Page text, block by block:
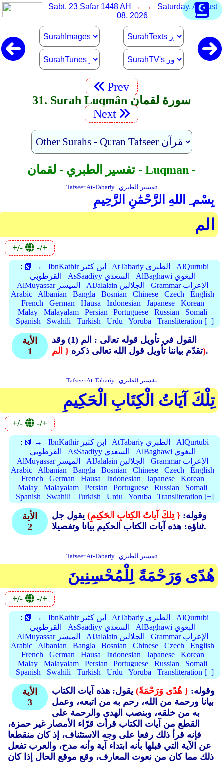
Sabt, 23 Safar 1448 AH → ← Saturday, August
08, 2026
Prev
31. Surah Luqmân سورة لقمان
Next
تفسير الطبري - لقمان - Luqman -
Tafseer At-Tabariy تفسير الطبري
بِسْم ِ اللهِ الرَّحْمَٰنِ الرَّحِيمِ
الم
+/- -/+
: 📗 → IbnKathir ابن كثير AtTabariy الطبري
AlQurtubi
القرطوبي
AsSaadiyy السعدي
AlBaghawi البغوي
AlMuyassar الميسر
AlJalalain الجلالين
Grammar الإعراب
Arabic
Albanian Bangla Bosnian Chinese Czech
English
French
German Hausa Indonesian Japanese
Korean
Malay
Malayalam Persian Portuguese Russian
Somali
Spanish
Swahili Turkish Urdu Yoruba Transliteration [+]
الأية
1
القول في تأويل قوله تعالى : الم (1)
وقد
تقدّم بياننا تأويل قول الله تعالى ذكره{ الم).
Tafseer At-Tabariy تفسير الطبري
تِلْكَ آيَاتُ الْكِتَابِ الْحَكِيمِ
+/- -/+
: 📗 → IbnKathir ابن كثير AtTabariy الطبري
AlQurtubi
القرطوبي
AsSaadiyy السعدي
AlBaghawi البغوي
AlMuyassar الميسر
AlJalalain الجلالين
Grammar الإعراب
Arabic
Albanian Bangla Bosnian Chinese Czech
English
French
German Hausa Indonesian Japanese
Korean
Malay
Malayalam Persian Portuguese Russian
Somali
Spanish
Swahili Turkish Urdu Yoruba Transliteration [+]
الأية
2
وقوله: { تِلكَ آياتُ الكِتابِ الحَكِيمِ) يقول جل
ثناؤه: هذه آيات الكتاب الحكيم بيانا وتفصيلا.
Tafseer At-Tabariy تفسير الطبري
هُدًى وَرَحْمَةً لِلْمُحْسِنِينَ
+/- -/+
: 📗 → IbnKathir ابن كثير AtTabariy الطبري
AlQurtubi
القرطوبي
AsSaadiyy السعدي
AlBaghawi البغوي
AlMuyassar الميسر
AlJalalain الجلالين
Grammar الإعراب
Arabic
Albanian Bangla Bosnian Chinese Czech
English
French
German Hausa Indonesian Japanese
Korean
Malay
Malayalam Persian Portuguese Russian
Somali
Spanish
Swahili Turkish Urdu Yoruba Transliteration [+]
الأية
3
وقوله: { هُدًى وَرَحْمَةً) يقول: هذه آيات الكتاب
بيانا ورحمة من الله، رحم به من اتبعه، وعمل
به من خلقه، وبنصب الهدى والرحمة على
القطع من آيات الكتاب قرأت قرّاء الأمصار غير حمزة،
فإنه قرأ ذلك رفعا على وجه الاستئناف، إذ كان منقطعا
عن الآية التي قبلها بأنه ابتداء آية وأنه مدح، والعرب تفعل
ذلك مما كان من نعوت المعارف، وقع موقع الحال إذا كان